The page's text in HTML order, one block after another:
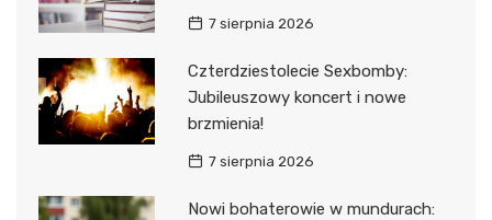
7 sierpnia 2026
Czterdziestolecie Sexbomby:
Jubileuszowy koncert i nowe
brzmienia!
7 sierpnia 2026
Nowi bohaterowie w mundurach: